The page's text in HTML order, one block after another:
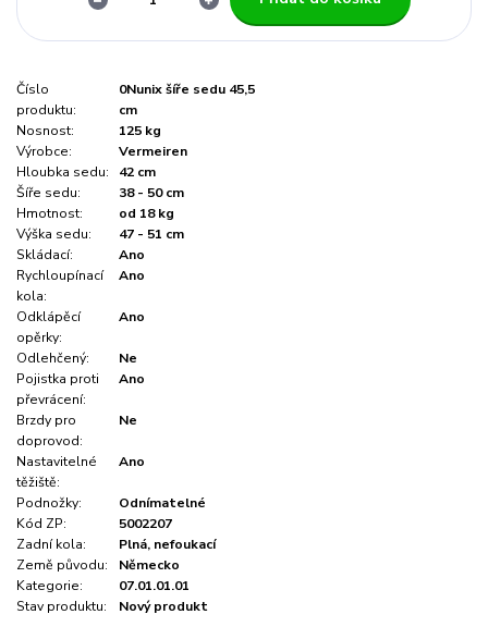
Číslo
produktu:
0Nunix šíře sedu 45,5
cm
Nosnost:
125 kg
Výrobce:
Vermeiren
Hloubka sedu:
42 cm
Šíře sedu:
38 - 50 cm
Hmotnost:
od 18 kg
Výška sedu:
47 - 51 cm
Skládací:
Ano
Rychloupínací
kola:
Ano
Odklápěcí
opěrky:
Ano
Odlehčený:
Ne
Pojistka proti
převrácení:
Ano
Brzdy pro
doprovod:
Ne
Nastavitelné
těžiště:
Ano
Podnožky:
Odnímatelné
Kód ZP:
5002207
Zadní kola:
Plná, nefoukací
Země původu:
Německo
Kategorie:
07.01.01.01
Stav produktu:
Nový produkt